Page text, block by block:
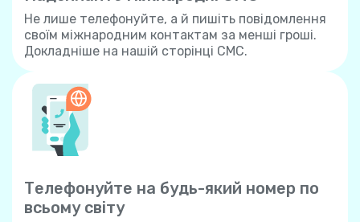
Не лише телефонуйте, а й пишіть повідомлення
своїм міжнародним контактам за менші гроші.
Докладніше на нашій сторінці СМС.
Телефонуйте на будь-який номер по
всьому світу